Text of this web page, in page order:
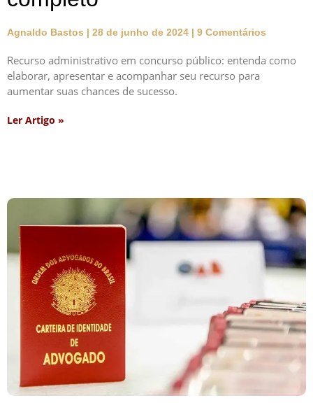
Agnaldo Bastos 28 de junho de 2024 9 Comentários
Recurso administrativo em concurso público: entenda como
elaborar, apresentar e acompanhar seu recurso para
aumentar suas chances de sucesso.
Ler Artigo »